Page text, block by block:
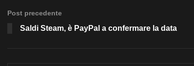
Post precedente
Saldi Steam, è PayPal a confermare la data